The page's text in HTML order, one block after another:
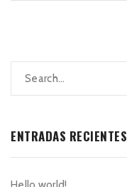
ENTRADAS RECIENTES